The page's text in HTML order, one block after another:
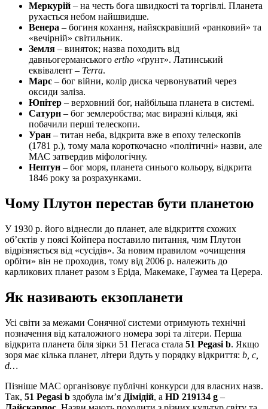
Меркурій – на честь бога швидкості та торгівлі. Планета
рухається небом найшвидше.
Венера – богиня кохання, найяскравіший «ранковий» та
«вечірній» світильник.
Земля – виняток; назва походить від
давньогерманського ertho «ґрунт». Латинський
еквівалент – Terra.
Марс – бог війни, колір диска червонуватий через
оксиди заліза.
Юпітер – верховний бог, найбільша планета в системі.
Сатурн – бог землеробства; має виразні кільця, які
побачили перші телескопи.
Уран – титан неба, відкрита вже в епоху телескопів
(1781 р.), тому мала короткочасно «політичні» назви, але
МАС затвердив міфологічну.
Нептун – бог моря, планета синього кольору, відкрита
1846 року за розрахунками.
Чому Плутон перестав бути планетою
У 1930 р. його віднесли до планет, але відкриття схожих
об’єктів у поясі Койпера поставило питання, чим Плутон
відрізняється від «сусідів». За новим правилом «очищення
орбіти» він не проходив, тому від 2006 р. належить до
карликових планет разом з Еріда, Макемаке, Гаумеа та Церера.
Як називають екзопланети
Усі світи за межами Сонячної системи отримують технічні
позначення від каталожного номера зорі та літери. Перша
відкрита планета біля зірки 51 Пегаса стала 51 Pegasi b. Якщо
зоря має кілька планет, літери йдуть у порядку відкриття: b, c,
d…
Пізніше МАС організовує публічні конкурси для власних назв.
Так, 51 Pegasi b здобула ім’я Дімідій, а HD 219134 g –